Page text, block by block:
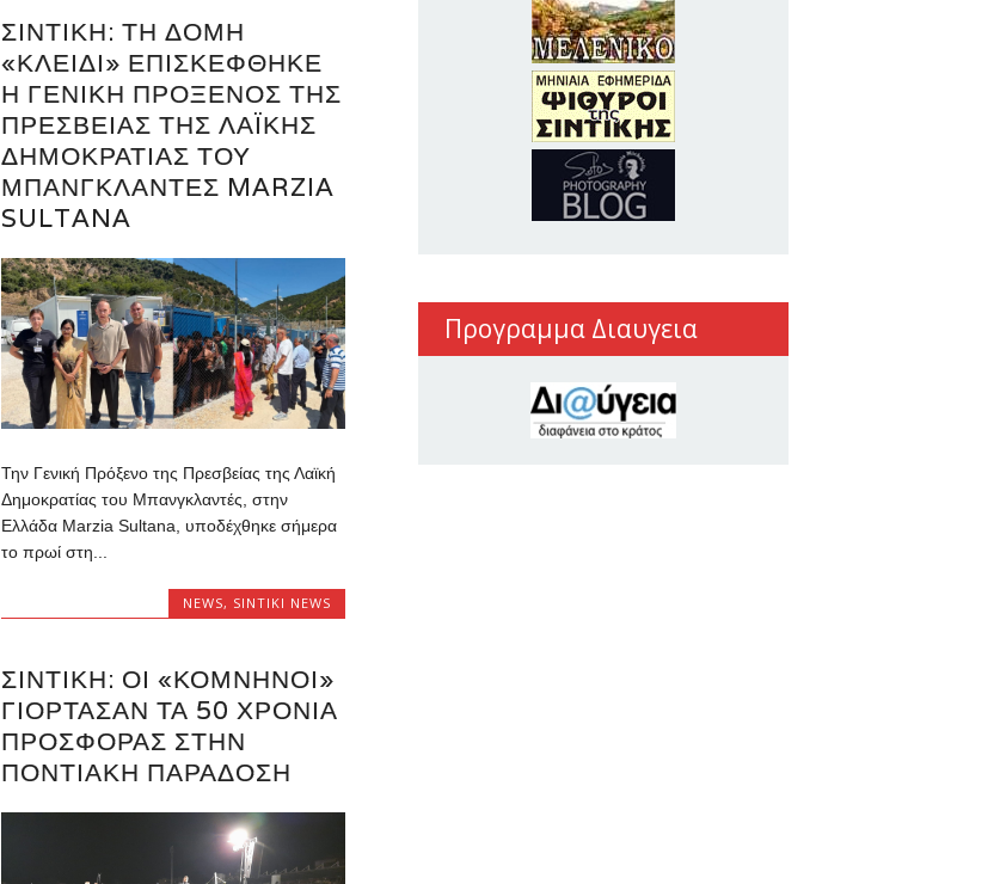
ΣΙΝΤΙΚΉ: ΤΗ ΔΟΜΉ
«ΚΛΕΙΔΊ» ΕΠΙΣΚΈΦΘΗΚΕ
Η ΓΕΝΙΚΉ ΠΡΌΞΕΝΟΣ ΤΗΣ
ΠΡΕΣΒΕΊΑΣ ΤΗΣ ΛΑΪΚΉΣ
ΔΗΜΟΚΡΑΤΊΑΣ ΤΟΥ
ΜΠΑΝΓΚΛΑΝΤΈΣ MARZIA
SULTANA
Την Γενική Πρόξενο της Πρεσβείας της Λαϊκή
Δημοκρατίας του Μπανγκλαντές, στην
Ελλάδα Marzia Sultana, υποδέχθηκε σήμερα
το πρωί στη...
NEWS, SINTIKI NEWS
ΣΙΝΤΙΚΉ: ΟΙ «ΚΟΜΝΗΝΟΊ»
ΓΙΌΡΤΑΣΑΝ ΤΑ 50 ΧΡΌΝΙΑ
ΠΡΟΣΦΟΡΆΣ ΣΤΗΝ
ΠΟΝΤΙΑΚΉ ΠΑΡΆΔΟΣΗ
Προγραμμα Διαυγεια